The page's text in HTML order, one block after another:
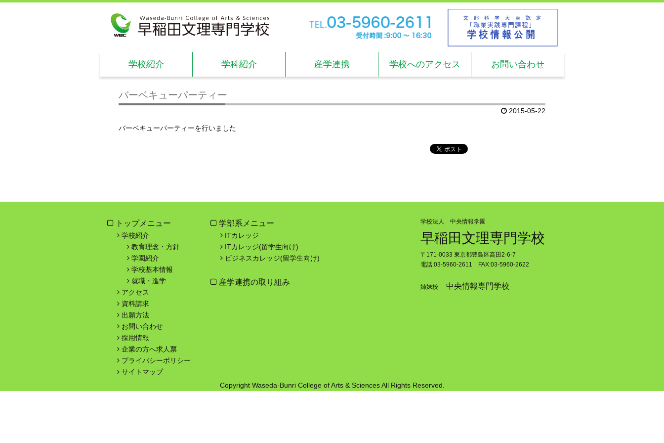
03-5960-2611
受付時間: 9:00 ～ 17:00
学校紹介 学科紹介 産学連携 学校へのアクセス お問い合わせ
バーベキューパーティー
2015-05-22
バーベキューパーティーを行いました
トップメニュー
学校紹介
教育理念・方針
学園紹介
学校基本情報
就職・進学
アクセス
資料請求
出願方法
お問い合わせ
採用情報
企業の方へ求人票
プライバシーポリシー
サイトマップ
学部系メニュー
ITカレッジ
ITカレッジ(留学生向け)
ビジネスカレッジ(留学生向け)
産学連携の取り組み
学校法人 中央情報学園
早稲田文理専門学校
〒171-0033 東京都豊島区高田2-6-7
電話:03-5960-2611 FAX:03-5960-2622
姉妹校 中央情報専門学校
Copyright Waseda-Bunri College of Arts & Sciences All Rights Reserved.